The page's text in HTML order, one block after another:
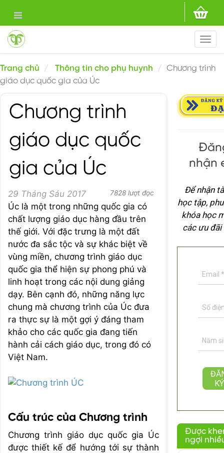
Trang chủ Thông tin cho phụ huynh
Chương trình
giáo dục quốc gia của Úc
Chương trình
giáo dục quốc
gia của Úc
29 Tháng Sáu 2017 7828 lượt đọc
Úc là một trong những quốc gia có
chất lượng giáo dục hàng đầu trên
thế giới. Với đặc trưng là một đất
nước đa sắc tộc và sự khác biệt về
vùng miền, chương trình giáo dục
quốc gia thể hiện sự phong phú và
linh hoạt trong các nội dung giảng
dạy. Bên cạnh đó, những năng lực
chung mà chương trình của Úc đưa
ra thực sự là một gợi ý đáng tham
khảo cho các quốc gia đang tiến
hành cải cách giáo dục, trong đó có
Việt Nam.
Cấu trúc của Chương trình
Chương trình giáo dục quốc gia Úc
được thiết kế để hướng tới sự thành
nhận
Để nhận
học tập,
khóa học
các ưu
Được
ngợi